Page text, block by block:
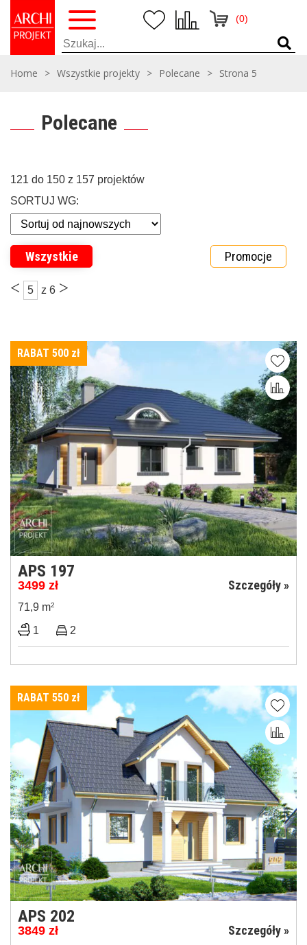
(0)
Home > Wszystkie projekty > Polecane > Strona 5
Polecane
121 do 150 z 157 projektów
SORTUJ WG:
Wszystkie Promocje
< 5 z 6 >
RABAT 500 zł
APS 197
3499 zł Szczegóły »
71,9 m2
1 2
RABAT 550 zł
APS 202
3849 zł Szczegóły »